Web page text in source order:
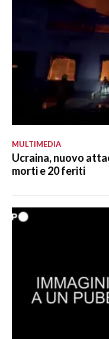
MULTIMEDIA
Ucraina, nuovo
morti e 20 feriti